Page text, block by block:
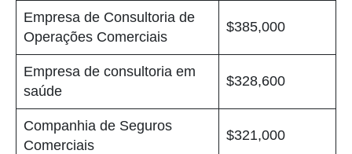
Empresa de Consultoria de
Operações Comerciais
$385,000
Empresa de consultoria em
saúde
$328,600
Companhia de Seguros
Comerciais
$321,000